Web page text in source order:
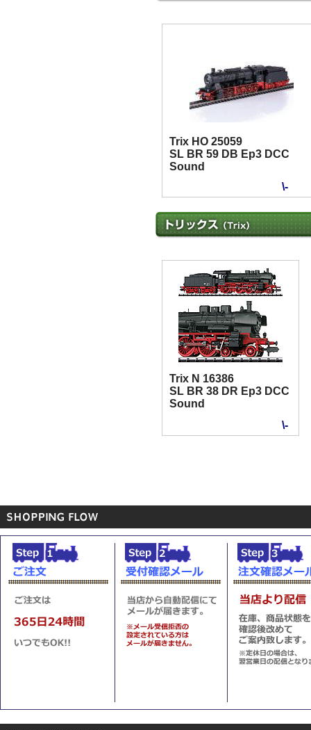
Trix HO 25059
SL BR 59 DB Ep3 DCC
Sound
\-
Trix N 16386
SL BR 38 DR Ep3 DCC
Sound
\-